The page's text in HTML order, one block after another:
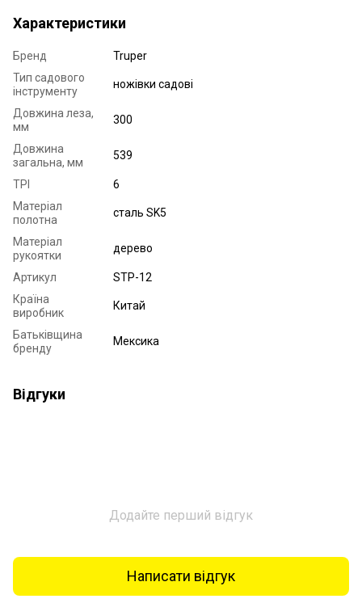
Характеристики
Бренд
Truper
Тип садового
інструменту
ножівки садові
Довжина леза,
мм
300
Довжина
загальна, мм
539
TPI
6
Матеріал
полотна
сталь SK5
Матеріал
рукоятки
дерево
Артикул
STP-12
Країна
виробник
Китай
Батьківщина
бренду
Мексика
Відгуки
Додайте перший відгук
Написати відгук